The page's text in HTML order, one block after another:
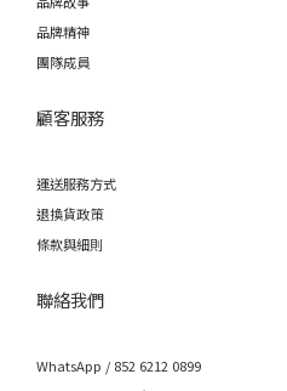
品牌精神
團隊成員
顧客服務
運送服務方式
退換貨政策
條款與細則
聯絡我們
WhatsApp / 852 6212 0899